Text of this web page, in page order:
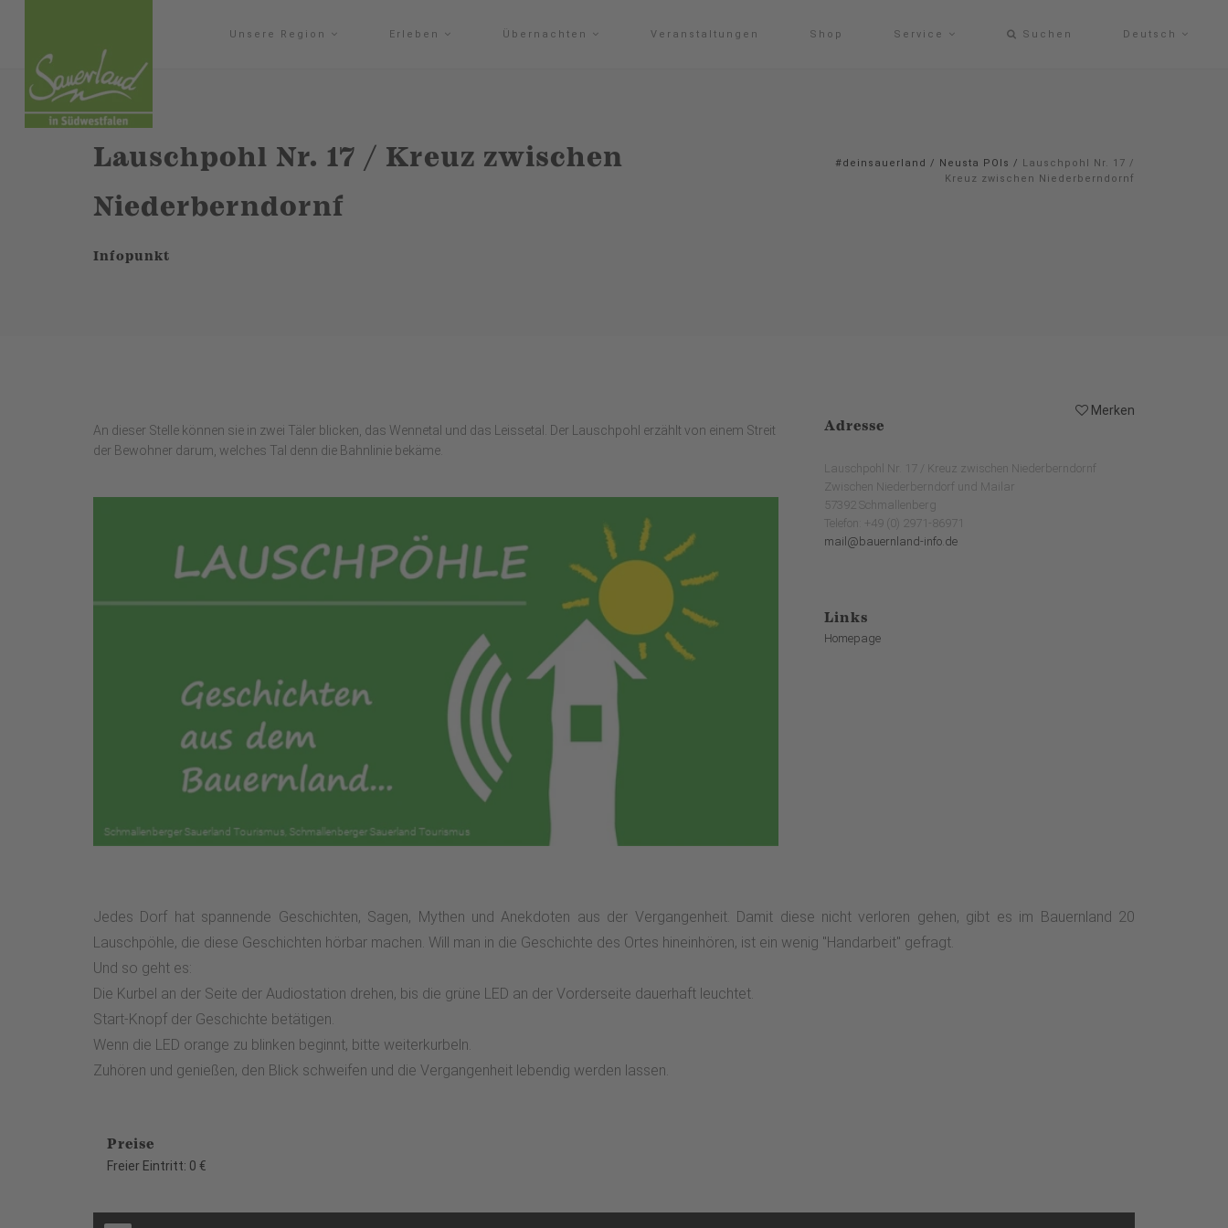
Unsere Region Erleben Übernachten Veranstaltungen Shop Service Suchen Deutsch
Lauschpohl Nr. 17 / Kreuz zwischen
Niederberndornf
Infopunkt
#deinsauerland / Neusta POIs / Lauschpohl Nr. 17 /
Kreuz zwischen Niederberndornf
Merken
An dieser Stelle können sie in zwei Täler blicken, das Wennetal und das Leissetal. Der Lauschpohl erzählt von einem Streit
der Bewohner darum, welches Tal denn die Bahnlinie bekäme.
Adresse
Lauschpohl Nr. 17 / Kreuz zwischen Niederberndornf
Zwischen Niederberndorf und Mailar
57392 Schmallenberg
Telefon: +49 (0) 2971-86971
mail@bauernland-info.de
Links
Homepage
Jedes Dorf hat spannende Geschichten, Sagen, Mythen und Anekdoten aus der Vergangenheit. Damit diese nicht verloren gehen, gibt es im Bauernland 20
Lauschpöhle, die diese Geschichten hörbar machen. Will man in die Geschichte des Ortes hineinhören, ist ein wenig "Handarbeit" gefragt.
Und so geht es:
Die Kurbel an der Seite der Audiostation drehen, bis die grüne LED an der Vorderseite dauerhaft leuchtet.
Start-Knopf der Geschichte betätigen.
Wenn die LED orange zu blinken beginnt, bitte weiterkurbeln.
Zuhören und genießen, den Blick schweifen und die Vergangenheit lebendig werden lassen.
Preise
Freier Eintritt: 0 €